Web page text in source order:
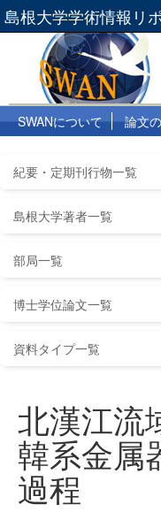
島根大学学術情報リ
SWANについて 論文
紀要・定期刊行物一覧
島根大学著者一覧
部局一覧
博士学位論文一覧
資料タイプ一覧
北漢江流
韓系金属
過程